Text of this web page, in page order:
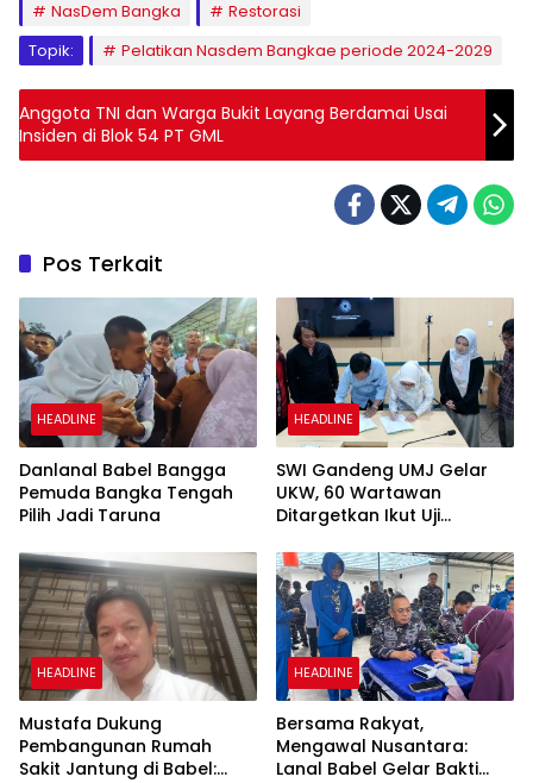
NasDem Bangka
Restorasi
Topik:
Pelatikan Nasdem Bangkae periode 2024-2029
Anggota TNI dan Warga Bukit Layang Berdamai Usai
Insiden di Blok 54 PT GML
Pos Terkait
HEADLINE
Danlanal Babel Bangga
Pemuda Bangka Tengah
Pilih Jadi Taruna
HEADLINE
SWI Gandeng UMJ Gelar
UKW, 60 Wartawan
Ditargetkan Ikut Uji
HEADLINE
Mustafa Dukung
Pembangunan Rumah
Sakit Jantung di Babel:
HEADLINE
Bersama Rakyat,
Mengawal Nusantara:
Lanal Babel Gelar Bakti